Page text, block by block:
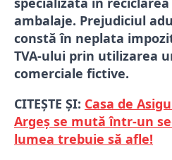
ambalaje. Prejudiciul
constă în neplata
TVA-ului prin utilizarea
comerciale fictive.
CITEȘTE ȘI: Casa de
Argeș se mută într-un
lumea trebuie să afle!